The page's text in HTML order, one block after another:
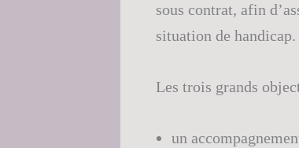
sous contrat, afin
situation de handicap.
Les trois grands
un